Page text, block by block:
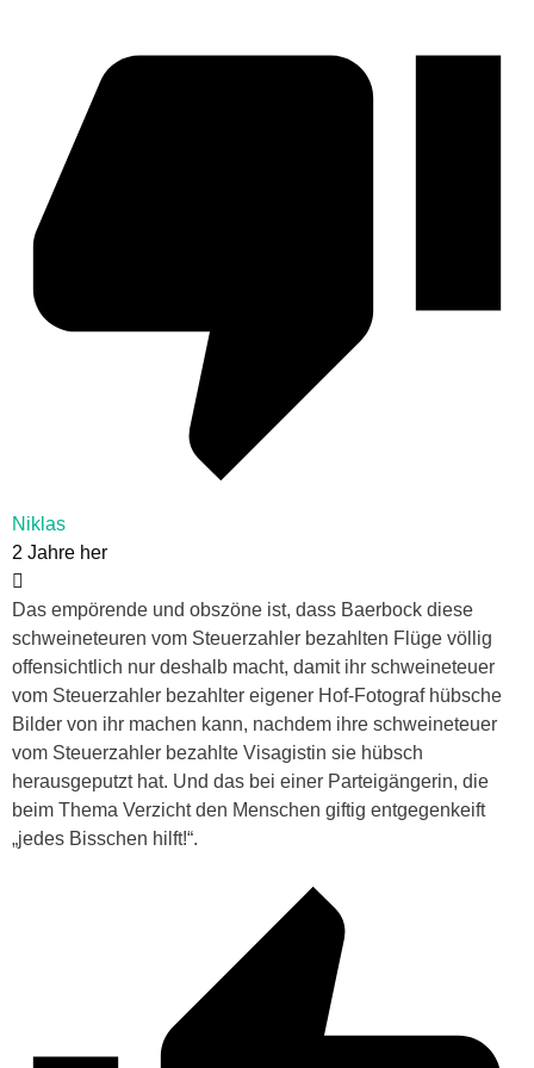
Niklas
2 Jahre her
Das empörende und obszöne ist, dass Baerbock diese
schweineteuren vom Steuerzahler bezahlten Flüge völlig
offensichtlich nur deshalb macht, damit ihr schweineteuer
vom Steuerzahler bezahlter eigener Hof-Fotograf hübsche
Bilder von ihr machen kann, nachdem ihre schweineteuer
vom Steuerzahler bezahlte Visagistin sie hübsch
herausgeputzt hat. Und das bei einer Parteigängerin, die
beim Thema Verzicht den Menschen giftig entgegenkeift
„jedes Bisschen hilft!“.